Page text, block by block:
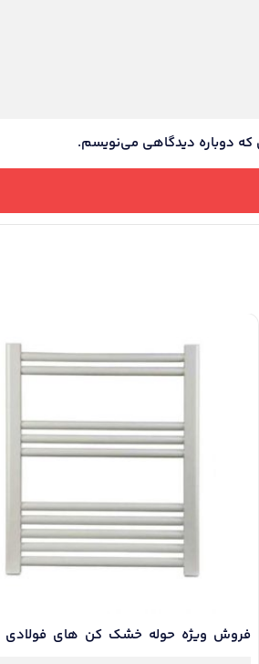
که دوباره دیدگاهی می‌نویسم.